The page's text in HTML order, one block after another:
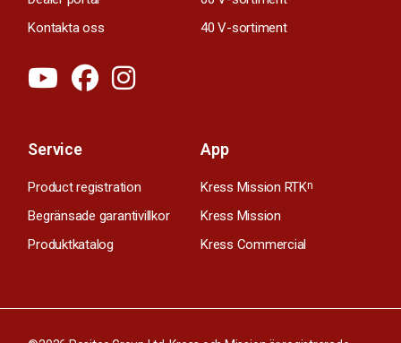
Kontakta oss
40 V-sortiment
Service
Product registration
Begränsade garantivillkor
Produktkatalog
App
Kress Mission RTKn
Kress Mission
Kress Commercial